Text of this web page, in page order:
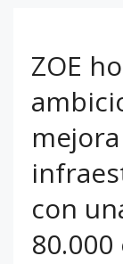
ZOE
con